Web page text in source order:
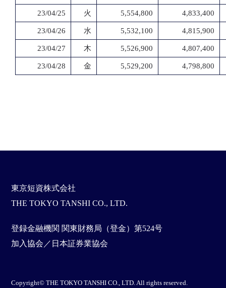
23/04/25 火 5,554,800 4,833,400
23/04/26 水 5,532,100 4,815,900
23/04/27 木 5,526,900 4,807,400
23/04/28 金 5,529,200 4,798,800
東京短資株式会社
THE TOKYO TANSHI CO., LTD.
登録金融機関 関東財務局（登金）第524号
加入協会／日本証券業協会
Copyright© THE TOKYO TANSHI CO., LTD. All rights reserved.